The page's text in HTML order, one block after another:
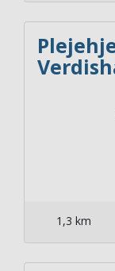
1,3 km